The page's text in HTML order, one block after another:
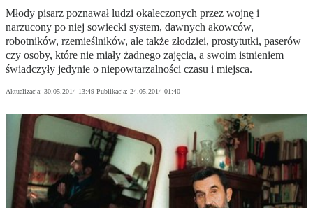
Młody pisarz poznawał ludzi okaleczonych przez wojnę i
narzucony po niej sowiecki system, dawnych akowców,
robotników, rzemieślników, ale także złodziei, prostytutki, paserów
czy osoby, które nie miały żadnego zajęcia, a swoim istnieniem
świadczyły jedynie o niepowtarzalności czasu i miejsca.
Aktualizacja: 30.05.2014 13:49 Publikacja: 24.05.2014 01:40